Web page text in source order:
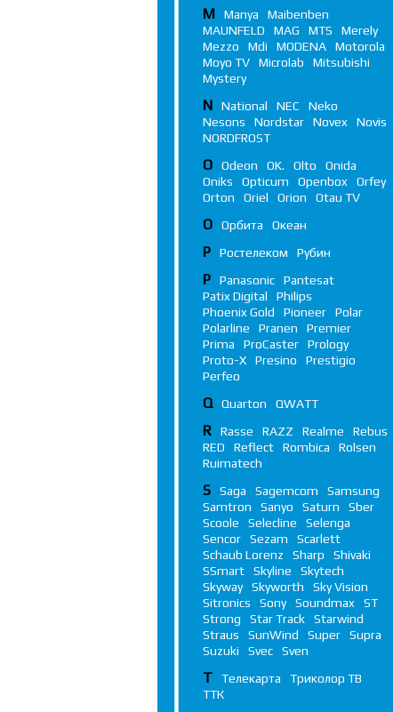
M Manya
Maibenben
MAUNFELD
MAG MTS
Merely
Mezzo
Mdi MODENA
Motorola
Moyo TV
Microlab
Mitsubishi
Mystery
N National NEC
Neko
Nesons
Nordstar Novex
Novis
NORDFROST
O Odeon OK. Olto
Onida
Oniks
Opticum Openbox
Orfey
Orton
Oriel Orion Otau TV
О Орбита Океан
Р Ростелеком Рубин
P Panasonic
Pantesat
Patix Digital
Philips
Phoenix Gold
Pioneer
Polar
Polarline
Pranen
Premier
Prima
ProCaster
Prology
Proto-X
Presino
Prestigio
Perfeo
Q Quarton QWATT
R Rasse RAZZ Realme
Rebus
RED
Reflect Rombica
Rolsen
Ruimatech
S Saga Sagemcom
Samsung
Samtron
Sanyo Saturn
Sber
Scoole
Selecline
Selenga
Sencor
Sezam
Scarlett
Schaub Lorenz
Sharp
Shivaki
SSmart
Skyline
Skytech
Skyway
Skyworth
Sky Vision
Sitronics
Sony Soundmax
ST
Strong
Star Track
Starwind
Straus
SunWind Super
Supra
Suzuki
Svec Sven
Т Телекарта
Триколор ТВ
ТТК